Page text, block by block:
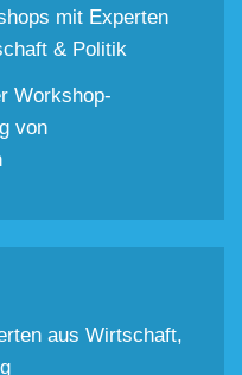
mit Experten
& Politik
Workshop-
von
aus Wirtschaft,